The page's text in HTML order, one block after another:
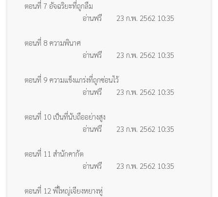
ตอนที่ 7 อัจฉริยะที่ถูกลืม
อ่านฟรี
23 ก.พ. 2562 10:35
ตอนที่ 8 ความพินาศ
อ่านฟรี
23 ก.พ. 2562 10:35
ตอนที่ 9 ความแข็งแกร่งที่ถูกซ่อนไว้
อ่านฟรี
23 ก.พ. 2562 10:35
ตอนที่ 10 เป็นที่นับถืออย่างสูง
อ่านฟรี
23 ก.พ. 2562 10:35
ตอนที่ 11 สำนักคากัต
อ่านฟรี
23 ก.พ. 2562 10:35
ตอนที่ 12 พี่ใหญ่เจียงหยางหู่